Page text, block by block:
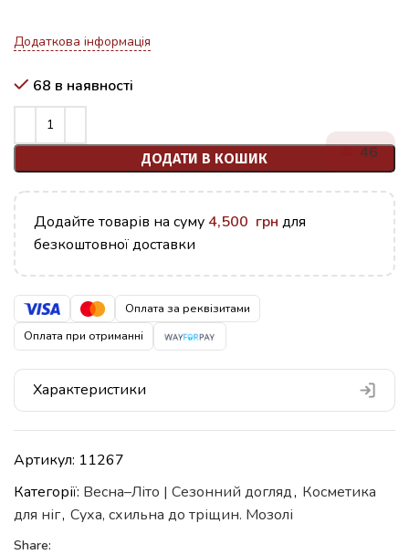
Додаткова інформація
68 в наявності
ДОДАТИ В КОШИК 46
Додайте товарів на суму 4,500 грн для
безкоштовної доставки
Оплата за реквізитами
Оплата при отриманні
Характеристики
Артикул: 11267
Категорії: Весна–Літо | Сезонний догляд, Косметика
для ніг, Суха, схильна до тріщин. Мозолі
Share: